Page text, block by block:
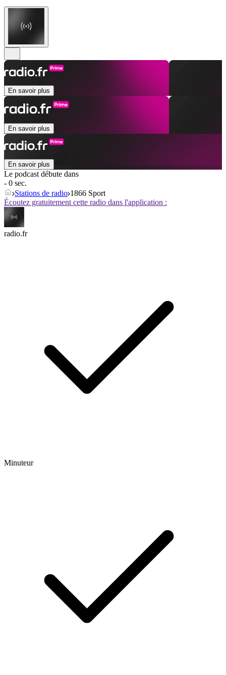
En savoir plus
En savoir plus
En savoir plus
Le podcast débute dans
- 0 sec.
Stations de radio 1866 Sport
Écoutez gratuitement cette radio dans l'application :
radio.fr
Minuteur